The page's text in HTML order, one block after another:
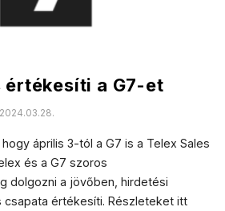
értékesíti a G7-et
2024.03.28.
április 3-tól a G7 is a Telex Sales
és a G7 szoros
dolgozni a jövőben, hirdetési
csapata értékesíti. Részleteket itt